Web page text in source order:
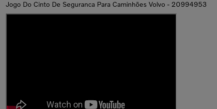
Jogo Do Cinto De Seguranca Para Caminhões Volvo - 20994953